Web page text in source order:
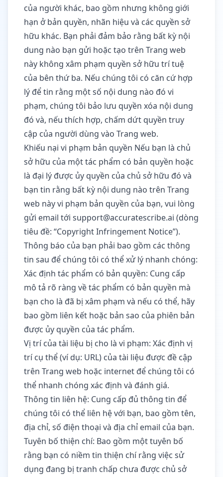
của người khác, bao gồm nhưng không giới
hạn ở bản quyền, nhãn hiệu và các quyền sở
hữu khác. Bạn phải đảm bảo rằng bất kỳ nội
dung nào bạn gửi hoặc tạo trên Trang web
này không xâm phạm quyền sở hữu trí tuệ
của bên thứ ba. Nếu chúng tôi có căn cứ hợp
lý để tin rằng một số nội dung nào đó vi
phạm, chúng tôi bảo lưu quyền xóa nội dung
đó và, nếu thích hợp, chấm dứt quyền truy
cập của người dùng vào Trang web.
Khiếu nại vi phạm bản quyền Nếu bạn là chủ
sở hữu của một tác phẩm có bản quyền hoặc
là đại lý được ủy quyền của chủ sở hữu đó và
bạn tin rằng bất kỳ nội dung nào trên Trang
web này vi phạm bản quyền của bạn, vui lòng
gửi email tới support@accuratescribe.ai (dòng
tiêu đề: “Copyright Infringement Notice”).
Thông báo của bạn phải bao gồm các thông
tin sau để chúng tôi có thể xử lý nhanh chóng:
Xác định tác phẩm có bản quyền: Cung cấp
mô tả rõ ràng về tác phẩm có bản quyền mà
bạn cho là đã bị xâm phạm và nếu có thể, hãy
bao gồm liên kết hoặc bản sao của phiên bản
được ủy quyền của tác phẩm.
Vị trí của tài liệu bị cho là vi phạm: Xác định vị
trí cụ thể (ví dụ: URL) của tài liệu được đề cập
trên Trang web hoặc internet để chúng tôi có
thể nhanh chóng xác định và đánh giá.
Thông tin liên hệ: Cung cấp đủ thông tin để
chúng tôi có thể liên hệ với bạn, bao gồm tên,
địa chỉ, số điện thoại và địa chỉ email của bạn.
Tuyên bố thiện chí: Bao gồm một tuyên bố
rằng bạn có niềm tin thiện chí rằng việc sử
dụng đang bị tranh chấp chưa được chủ sở